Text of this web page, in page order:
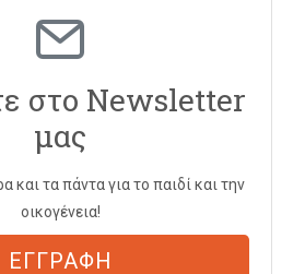
στο Newsletter
μας
και τα πάντα για το παιδί και την
οικογένεια!
ΕΓΓΡΑΦΗ